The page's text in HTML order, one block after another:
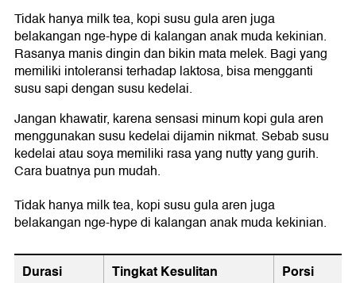
Tidak hanya milk tea, kopi susu gula aren juga
belakangan nge-hype di kalangan anak muda kekinian.
Rasanya manis dingin dan bikin mata melek. Bagi yang
memiliki intoleransi terhadap laktosa, bisa mengganti
susu sapi dengan susu kedelai.
Jangan khawatir, karena sensasi minum kopi gula aren
menggunakan susu kedelai dijamin nikmat. Sebab susu
kedelai atau soya memiliki rasa yang nutty yang gurih.
Cara buatnya pun mudah.
Tidak hanya milk tea, kopi susu gula aren juga
belakangan nge-hype di kalangan anak muda kekinian.
Durasi Tingkat Kesulitan Porsi